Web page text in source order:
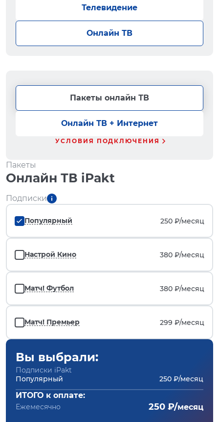
Телевидение
Онлайн ТВ
Пакеты онлайн ТВ
Онлайн ТВ + Интернет
УСЛОВИЯ ПОДКЛЮЧЕНИЯ
Пакеты
Онлайн ТВ iPakt
Подписки
Популярный 250 ₽/месяц
Настрой Кино 380 ₽/месяц
Матч! Футбол 380 ₽/месяц
Матч! Премьер 299 ₽/месяц
Вы выбрали:
Подписки iPakt
Популярный
250 ₽/месяц
ИТОГО к оплате:
Ежемесячно 250 ₽/месяц